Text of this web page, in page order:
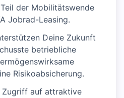
der Mobilitätswende
Jobrad-Leasing.
Deine Zukunft
betriebliche
Risikoabsicherung.
Zugriff auf attraktive